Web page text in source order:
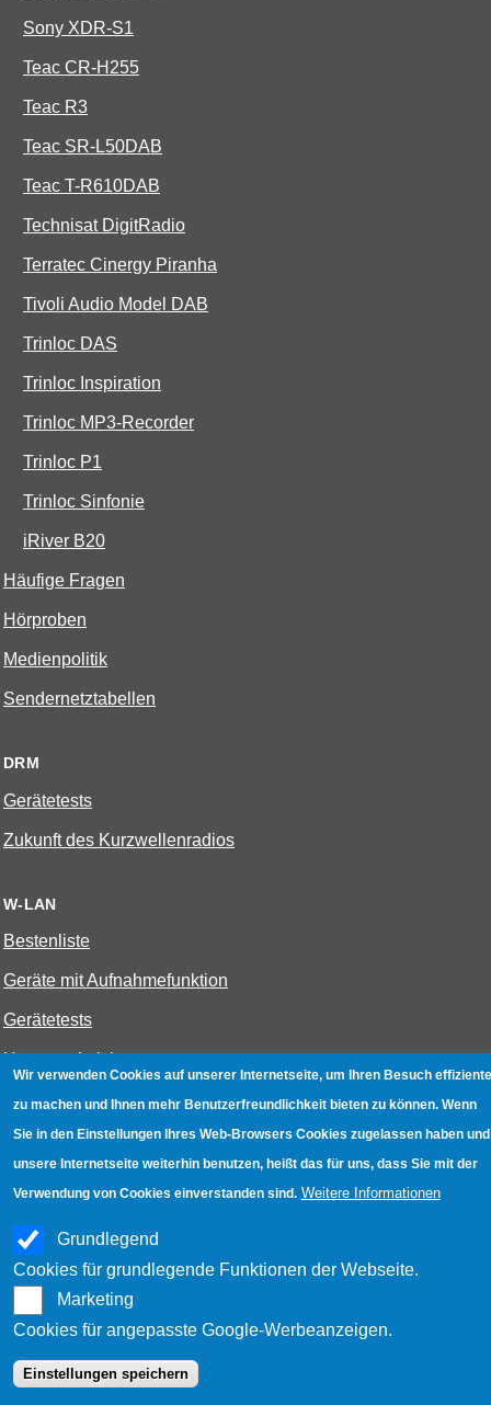
Sony XDR-S1
Teac CR-H255
Teac R3
Teac SR-L50DAB
Teac T-R610DAB
Technisat DigitRadio
Terratec Cinergy Piranha
Tivoli Audio Model DAB
Trinloc DAS
Trinloc Inspiration
Trinloc MP3-Recorder
Trinloc P1
Trinloc Sinfonie
iRiver B20
Häufige Fragen
Hörproben
Medienpolitik
Sendernetztabellen
DRM
Gerätetests
Zukunft des Kurzwellenradios
W-LAN
Bestenliste
Geräte mit Aufnahmefunktion
Gerätetests
Hotspot absichern
WLAN-Testbuch
Datenschutz|Impressum|Kontakt
Wir verwenden Cookies auf unserer Internetseite, um Ihren Besuch
zu machen und Ihnen mehr Benutzerfreundlichkeit bieten zu können. Wenn
Sie in den Einstellungen Ihres Web-Browsers Cookies zugelassen haben und
unsere Internetseite weiterhin benutzen, heißt das für uns, dass Sie mit der
Verwendung von Cookies einverstanden sind. Weitere Informationen
Grundlegend
Cookies für grundlegende Funktionen der Webseite.
Marketing
Cookies für angepasste Google-Werbeanzeigen.
Einstellungen speichern